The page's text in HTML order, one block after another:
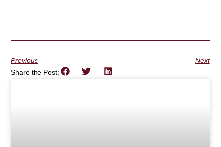
Previous
Next
Share the Post: